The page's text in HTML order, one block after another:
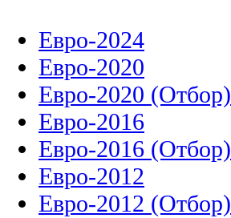
Евро-2024
Евро-2020
Евро-2020 (Отбор)
Евро-2016
Евро-2016 (Отбор)
Евро-2012
Евро-2012 (Отбор)